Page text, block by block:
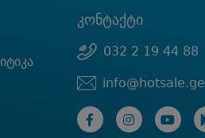
კონტაქტი
032 2 19 44 88
info@hotsale.ge